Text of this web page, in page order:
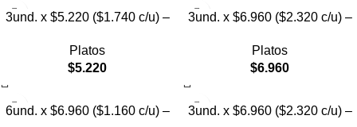
3und. x $5.220 ($1.740 c/u) –
con Diseño
Platos
$5.220
3und. x $6.960 ($2.320 c/u) –
con Patitas
Platos
$6.960
6und. x $6.960 ($1.160 c/u) –
3und. x $6.960 ($2.320 c/u) –